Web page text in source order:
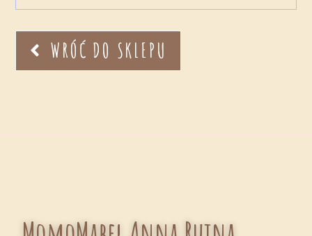
WRÓĆ DO SKLEPU